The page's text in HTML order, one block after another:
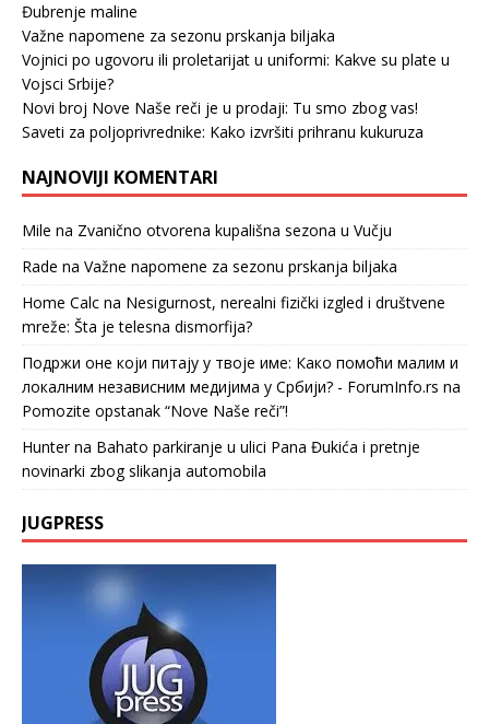
Đubrenje maline
Važne napomene za sezonu prskanja biljaka
Vojnici po ugovoru ili proletarijat u uniformi: Kakve su plate u
Vojsci Srbije?
Novi broj Nove Naše reči je u prodaji: Tu smo zbog vas!
Saveti za poljoprivrednike: Kako izvršiti prihranu kukuruza
NAJNOVIJI KOMENTARI
Mile na Zvanično otvorena kupališna sezona u Vučju
Rade na Važne napomene za sezonu prskanja biljaka
Home Calc na Nesigurnost, nerealni fizički izgled i društvene
mreže: Šta je telesna dismorfija?
Подржи оне који питају у твоје име: Како помоћи малим и
локалним независним медијима у Србији? - ForumInfo.rs na
Pomozite opstanak “Nove Naše reči”!
Hunterna Bahato parkiranje u ulici Pana Đukića i pretnje
novinarki zbog slikanja automobila
JUGPRESS